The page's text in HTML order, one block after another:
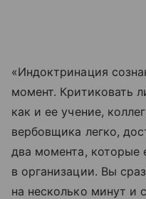
«Индоктринация
момент. Критиковать
как и ее учение,
вербовщика легко,
два момента, которые
в организации. Вы
на несколько минут и